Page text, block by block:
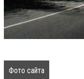
Фото сайта